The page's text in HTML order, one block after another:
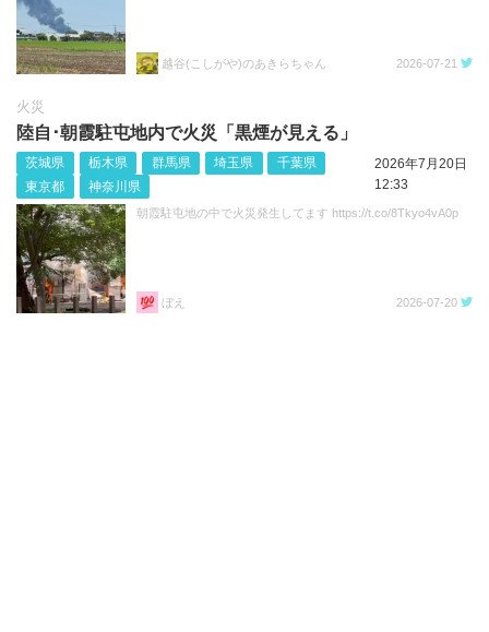
越谷(こしがや)のあきらちゃん 2026-07-21
火災
陸自･朝霞駐屯地内で火災「黒煙が見える」
茨城県 栃木県 群馬県 埼玉県
千葉県
東京都
神奈川県
2026年7月20日
12:33
朝霞駐屯地の中で火災発生してます https://t.co/8Tkyo4vA0p
ぼえ 2026-07-20